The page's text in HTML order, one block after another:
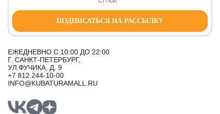
ПОДПИСАТЬСЯ НА РАССЫЛКУ
ЕЖЕДНЕВНО С 10:00 ДО 22:00
Г. САНКТ-ПЕТЕРБУРГ,
УЛ.ФУЧИКА, Д. 9
+7 812 244-10-00
INFO@KUBATURAMALL.RU